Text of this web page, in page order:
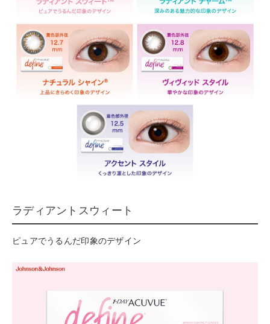
ラディアントスウィート
ピュアでうるんだ印象のデザイン